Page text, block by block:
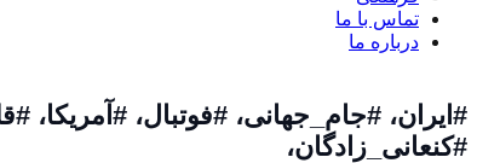
تماس با ما
درباره ما
#ایران، #جام_جهانی، #فوتبال، #آمریکا،
#کنعانی_زادگان،